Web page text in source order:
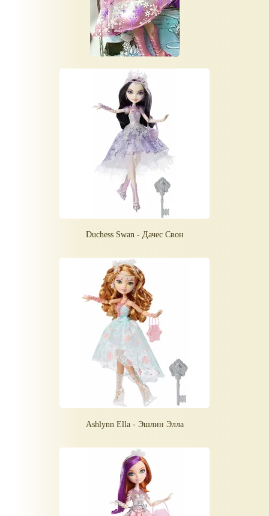
Duchess Swan - Дачес Свон
Ashlynn Ella - Эшлин Элла